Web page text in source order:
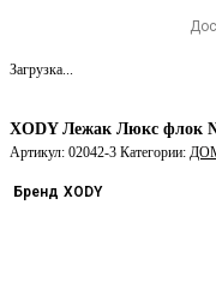
Загрузка...
XODY Лежак Люкс
Артикул: 02042-3 Категории:
Бренд XODY